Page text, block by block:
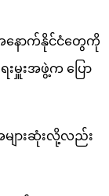
နောက်နိုင်ငံတွေကို
မှူးအဖွဲ့က ပြော
ျားဆုံးလို့လည်း